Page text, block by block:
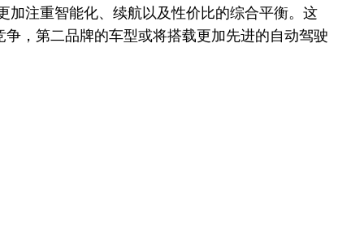
加注重智能化、续航以及性价比的综合平衡。这
，第二品牌的车型或将搭载更加先进的自动驾驶